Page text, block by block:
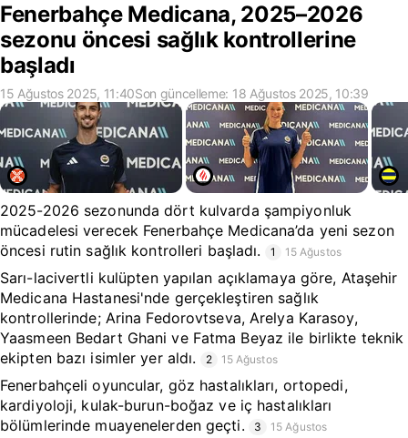
Fenerbahçe Medicana, 2025–2026
sezonu öncesi sağlık kontrollerine
başladı
15 Ağustos 2025, 11:40Son güncelleme: 18 Ağustos 2025, 10:39
2025-2026 sezonunda dört kulvarda şampiyonluk
mücadelesi verecek Fenerbahçe Medicana’da yeni sezon
öncesi rutin sağlık kontrolleri başladı.
1 15 Ağustos
Sarı-lacivertli kulüpten yapılan açıklamaya göre, Ataşehir
Medicana Hastanesi'nde gerçekleştiren sağlık
kontrollerinde; Arina Fedorovtseva, Arelya Karasoy,
Yaasmeen Bedart Ghani ve Fatma Beyaz ile birlikte teknik
ekipten bazı isimler yer aldı.
2 15 Ağustos
Fenerbahçeli oyuncular, göz hastalıkları, ortopedi,
kardiyoloji, kulak-burun-boğaz ve iç hastalıkları
bölümlerinde muayenelerden geçti.
3 15 Ağustos